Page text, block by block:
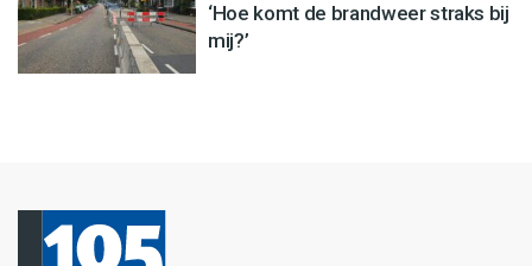
‘Hoe komt de brandweer straks bij
mij?’